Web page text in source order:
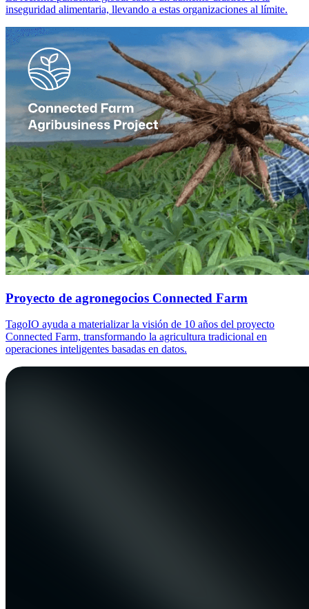
inseguridad alimentaria, llevando a estas organizaciones al límite.
Proyecto de agronegocios Connected Farm
TagoIO ayuda a materializar la visión de 10 años del proyecto
Connected Farm, transformando la agricultura tradicional en
operaciones inteligentes basadas en datos.